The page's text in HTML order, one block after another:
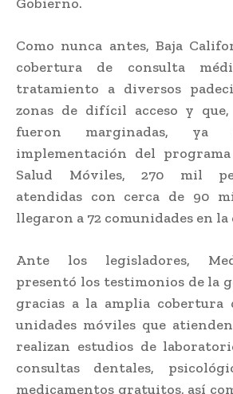
Como nunca antes, Baja
cobertura de consulta
tratamiento a diversos
zonas de difícil acceso y
fueron marginadas,
implementación del
Salud Móviles, 270 mil
atendidas con cerca de 90
llegaron a 72 comunidades en
Ante los legisladores,
presentó los testimonios de la
gracias a la amplia cobertura
unidades móviles que
realizan estudios de
consultas dentales,
medicamentos gratuitos, así